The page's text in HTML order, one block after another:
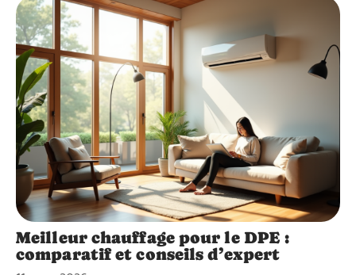
Meilleur chauffage pour le DPE :
comparatif et conseils d’expert